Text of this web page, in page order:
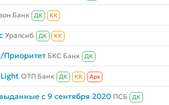
Банк ДК КК
Уралсиб ДК КК
Приоритет БКС Банк ДК
ОТП Банк ДК КК Aрх
с 9 сентября 2020 ПСБ ДК